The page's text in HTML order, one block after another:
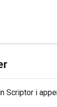
Scriptor i